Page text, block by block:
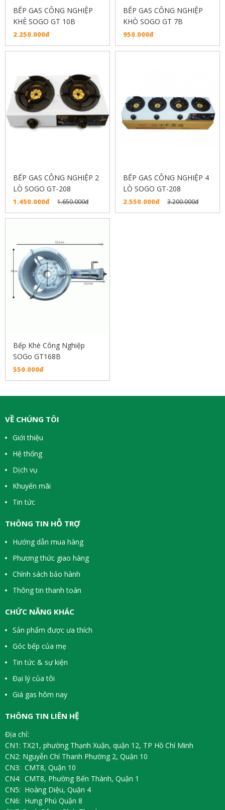
BẾP GAS CÔNG NGHIỆP
KHÈ SOGO GT 10B
2.250.000đ
BẾP GAS CÔNG NGHIỆP
KHÒ SOGO GT 7B
950.000đ
BẾP GAS CÔNG NGHIỆP 2
LÒ SOGO GT-208
1.450.000đ 1.650.000đ
BẾP GAS CÔNG NGHIỆP 4
LÒ SOGO GT-208
2.550.000đ 3.200.000đ
Bếp Khè Công Nghiệp
SOGo GT168B
550.000đ
VỀ CHÚNG TÔI
Giới thiệu
Hệ thống
Dịch vụ
Khuyến mãi
Tin tức
THÔNG TIN HỖ TRỢ
Hướng dẫn mua hàng
Phương thức giao hàng
Chính sách bảo hành
Thông tin thanh toán
CHỨC NĂNG KHÁC
Sản phẩm được ưa thích
Góc bếp của mẹ
Tin tức & sự kiện
Đại lý của tôi
Giá gas hôm nay
THÔNG TIN LIÊN HỆ
Địa chỉ:
CN1: TX21, phường Thạnh Xuận, quận 12, TP Hồ Chí Minh
CN2: Nguyễn Chí Thanh Phường 2, Quận 10
CN3: CMT8, Quận 10
CN4: CMT8, Phường Bến Thành, Quận 1
CN5: Hoàng Diệu, Quận 4
CN6: Hưng Phú Quận 8